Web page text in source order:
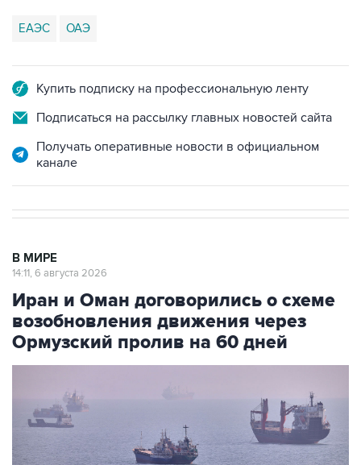
ЕАЭС ОАЭ
Купить подписку на профессиональную ленту
Подписаться на рассылку главных новостей сайта
Получать оперативные новости в официальном
канале
В МИРЕ
14:11, 6 августа 2026
Иран и Оман договорились о схеме
возобновления движения через
Ормузский пролив на 60 дней